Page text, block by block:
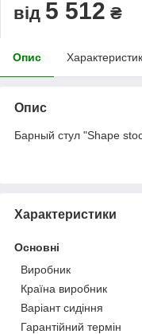
від 5 512 ₴
Опис
Опис
Барный стул "Shape
Характеристики
Основні
Виробник
Країна виробник
Варіант сидіння
Гарантійний термін